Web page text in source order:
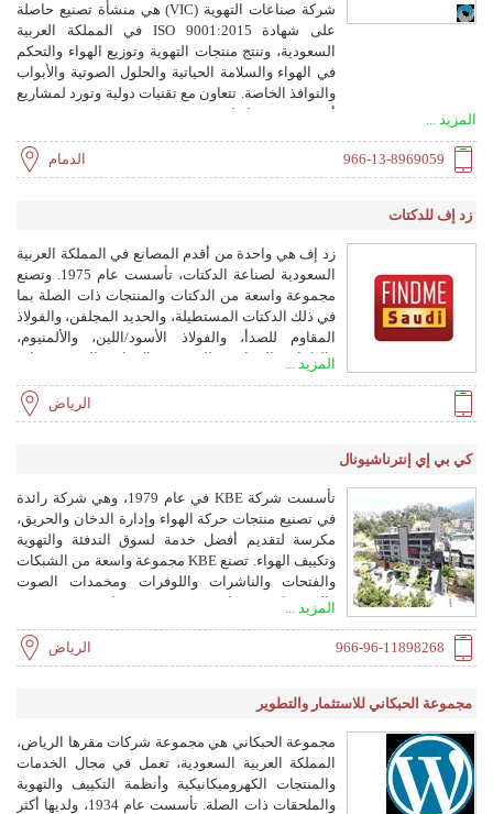
شركة صناعات التهوية (VIC) هي منشأة تصنيع حاصلة
على شهادة ISO 9001:2015 في المملكة العربية
السعودية، وتنتج منتجات التهوية وتوزيع الهواء والتحكم
في الهواء والسلامة الحياتية والحلول الصوتية والأبواب
والنوافذ الخاصة. تتعاون مع تقنيات دولية وتورد لمشاريع
المزيد ...
966-13-8969059 الدمام
زد إف للدكتات
زد إف هي واحدة من أقدم المصانع في المملكة العربية
السعودية لصناعة الدكتات، تأسست عام 1975. وتصنع
مجموعة واسعة من الدكتات والمنتجات ذات الصلة بما
في ذلك الدكتات المستطيلة، والحديد المجلفن، والفولاذ
المقاوم للصدأ، والفولاذ الأسود/اللين، والألمنيوم،
والدكتات المقاومة للحريق، بالإضافة إلى مخمدات
وأبواب الوصول، وفتحات حجز الرمال، والطلاء المضاد
للميكروبات.
المزيد ...
الرياض
كي بي إي إنترناشيونال
تأسست شركة KBE في عام 1979، وهي شركة رائدة
في تصنيع منتجات حركة الهواء وإدارة الدخان والحريق،
مكرسة لتقديم أفضل خدمة لسوق التدفئة والتهوية
وتكييف الهواء. تصنع KBE مجموعة واسعة من الشبكات
والفتحات والناشرات واللوفرات ومخمدات الصوت
الهواء للاستخدام في المباني السكنية والتجارية
والصناعية والمؤسسية.
المزيد ...
966-96-11898268 الرياض
مجموعة الحبكاني للاستثمار والتطوير
مجموعة الحبكاني هي مجموعة شركات مقرها الرياض،
المملكة العربية السعودية، تعمل في مجال الخدمات
والمنتجات الكهروميكانيكية وأنظمة التكييف والتهوية
والملحقات ذات الصلة. تأسست عام 1934، ولديها أكثر